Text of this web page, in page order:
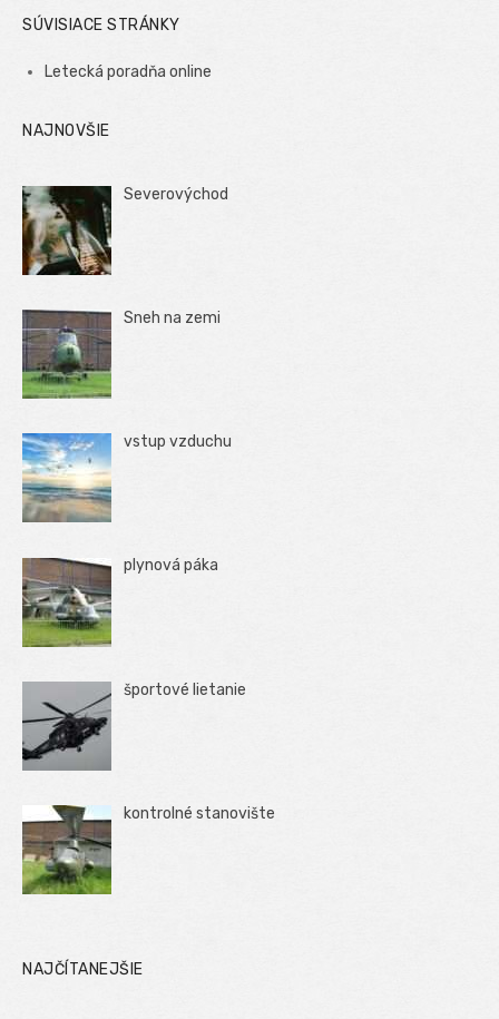
SÚVISIACE STRÁNKY
Letecká poradňa online
NAJNOVŠIE
Severovýchod
Sneh na zemi
vstup vzduchu
plynová páka
športové lietanie
kontrolné stanovište
NAJČÍTANEJŠIE